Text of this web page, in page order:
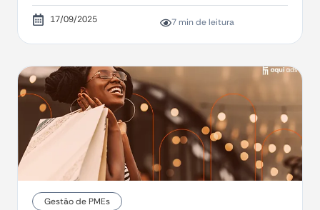
17/09/2025 7 min de leitura
Gestão de PMEs